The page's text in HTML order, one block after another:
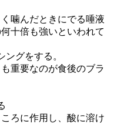
噛んだときにでる唾液
十倍も強いといわれて
グをする。
重要なのが食後のブラ
ろに作用し、酸に溶け